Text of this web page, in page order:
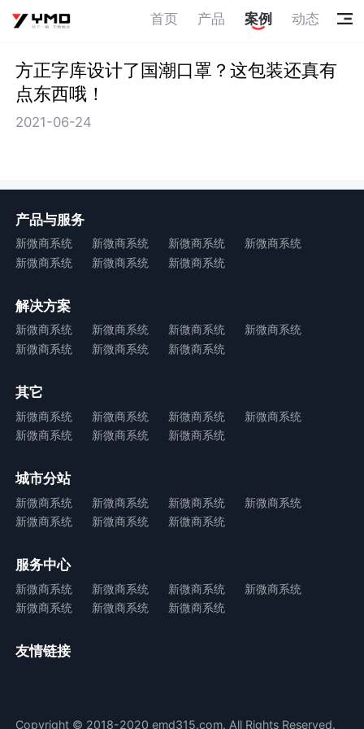
首页 产品 案例 动态
方正字库设计了国潮口罩？这包装还真有
点东西哦！
2021-06-24
产品与服务
新微商系统 新微商系统 新微商系统
新微商系统
新微商系统
新微商系统 新微商系统
解决方案
新微商系统 新微商系统 新微商系统
新微商系统
新微商系统
新微商系统 新微商系统
其它
新微商系统 新微商系统 新微商系统
新微商系统
新微商系统
新微商系统 新微商系统
城市分站
新微商系统 新微商系统 新微商系统
新微商系统
新微商系统
新微商系统 新微商系统
服务中心
新微商系统 新微商系统 新微商系统
新微商系统
新微商系统
新微商系统 新微商系统
友情链接
Copyright © 2018-2020 emd315.com. All Rights Reserved.